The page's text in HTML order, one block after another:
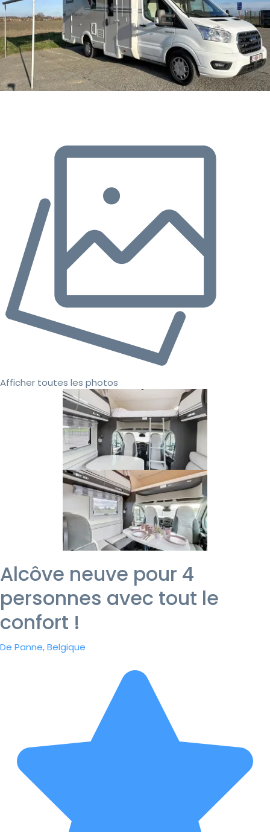
Afficher toutes les photos
Alcôve neuve pour 4
personnes avec tout le
confort !
De Panne, Belgique